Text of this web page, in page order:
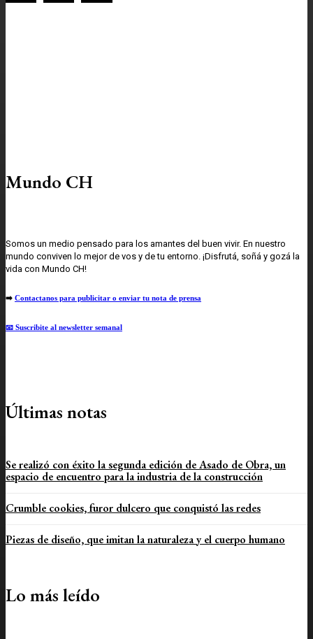
Mundo CH
Somos un medio pensado para los amantes del buen vivir. En nuestro
mundo conviven lo mejor de vos y de tu entorno. ¡Disfrutá, soñá y gozá la
vida con Mundo CH!
➡️ Contactanos para publicitar o enviar tu nota de prensa
📧 Suscribite al newsletter semanal
Últimas notas
Se realizó con éxito la segunda edición de Asado de Obra, un
espacio de encuentro para la industria de la construcción
Crumble cookies, furor dulcero que conquistó las redes
Piezas de diseño, que imitan la naturaleza y el cuerpo humano
Lo más leído